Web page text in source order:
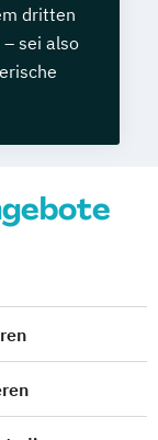
dritten
sei also